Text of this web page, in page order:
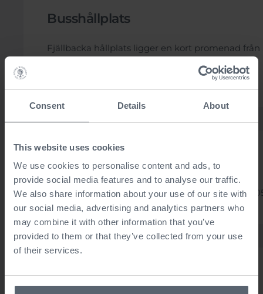
Consent Details About
This website uses cookies
We use cookies to personalise content and ads, to
provide social media features and to analyse our traffic.
We also share information about your use of our site with
our social media, advertising and analytics partners who
may combine it with other information that you’ve
provided to them or that they’ve collected from your use
of their services.
Busshållplats
Fjällbacka hållplats ligger en kort promenad
Taxi
Taxi Tanum kör i Fjällbacka. Du når dem på tel:
Sjukvård